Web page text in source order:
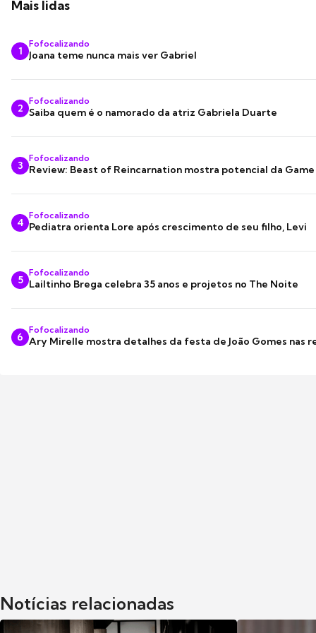
Mais lidas
1
Fofocalizando
Joana teme nunca mais ver Gabriel
2
Fofocalizando
Saiba quem é o namorado da atriz Gabriela Duarte
3
Fofocalizando
Review: Beast of Reincarnation mostra potencial da Game
4
Fofocalizando
Pediatra orienta Lore após crescimento de seu filho, Levi
5
Fofocalizando
Lailtinho Brega celebra 35 anos e projetos no The Noite
6
Fofocalizando
Ary Mirelle mostra detalhes da festa de João Gomes nas
Notícias relacionadas